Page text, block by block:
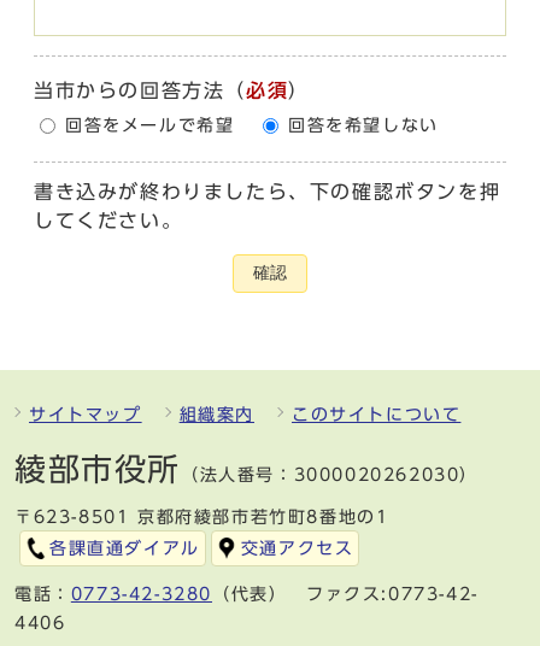
当市からの回答方法 （必須）
回答をメールで希望 回答を希望しない
書き込みが終わりましたら、下の確認ボタンを押
してください。
確認
サイトマップ 組織案内 このサイトについて
綾部市役所 （法人番号：3000020262030）
〒623-8501 京都府綾部市若竹町8番地の1
各課直通ダイアル
交通アクセス
電話： 0773-42-3280
（代表） ファクス:0773-42-
4406